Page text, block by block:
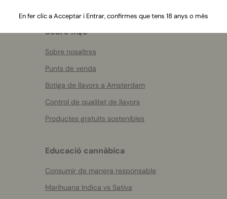
Sobre RQS
Sobre nosaltres
Punts de venda
Botiga de llavors a Amsterdam
Control de qualitat de llavors
Productes gratuïts sostenibles
Educació cannàbica
Consumir de manera responsable
Marihuana Indica vs Sativa
En fer clic a Acceptar i Entrar, confirmes que tens 18 anys o més